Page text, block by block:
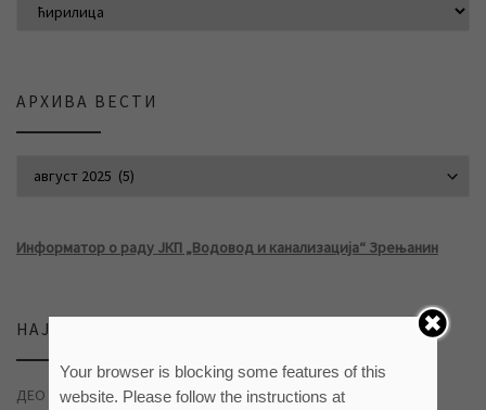
АРХИВА ВЕСТИ
Информатор о раду ЈКП „Водовод и канализација“ Зрењанин
НАЈНОВИЈЕ ВЕСТИ
ДЕО НАСЕЉА ДУВАНИКА БЕЗ ВОДЕ04/08/2026
Your browser is blocking some features of this
website. Please follow the instructions at